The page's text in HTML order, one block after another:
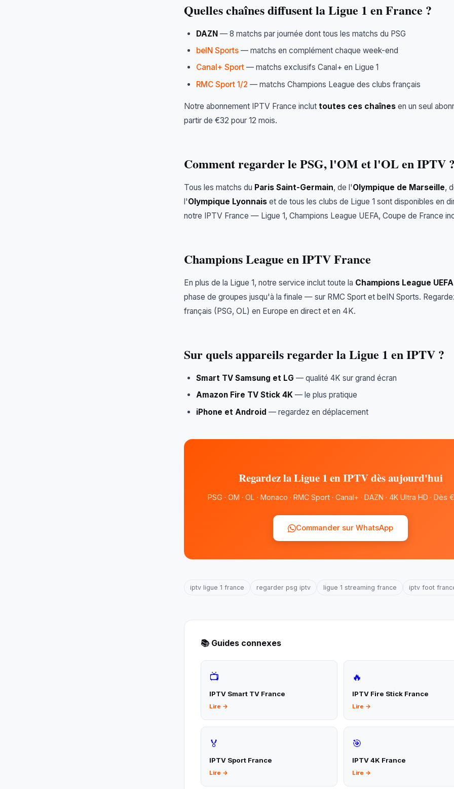
Quelles chaînes diffusent la Ligue 1 en France ?
DAZN— 8 matchs par journée dont tous les matchs du PSG
beIN Sports— matchs en complément chaque week-end
Canal+ Sport— matchs exclusifs Canal+ en Ligue 1
RMC Sport 1/2 — matchs Champions League des clubs français
Notre abonnement IPTV France inclut toutes ces chaînesen un seul
partir de €32 pour 12 mois.
Comment regarder le PSG, l'OM et l'OL en IPTV ?
Tous les matchs du Paris Saint-Germain, de l'Olympique de Marseille,
l'Olympique Lyonnaiset de tous les clubs de Ligue 1 sont disponibles en
notre IPTV France — Ligue 1, Champions League UEFA, Coupe de France
Champions League en IPTV France
En plus de la Ligue 1, notre service inclut toute la Champions League UEFA
phase de groupes jusqu'à la finale — sur RMC Sport et beIN Sports.
français (PSG, OL) en Europe en direct et en 4K.
Sur quels appareils regarder la Ligue 1 en IPTV ?
Smart TV Samsung et LG — qualité 4K sur grand écran
Amazon Fire TV Stick 4K— le plus pratique
iPhone et Android — regardez en déplacement
Regardez la Ligue 1 en IPTV dès aujourd'hui
PSG · OM · OL · Monaco · RMC Sport · Canal+ · DAZN · 4K Ultra HD · Dès
Commander sur WhatsApp
iptv ligue 1 france regarder psg iptv ligue 1 streaming france iptv foot
📚 Guides connexes
📺
IPTV Smart TV France
Lire →
🔥
IPTV Fire Stick France
Lire →
🏅
IPTV Sport France
Lire →
🎯
IPTV 4K France
Lire →